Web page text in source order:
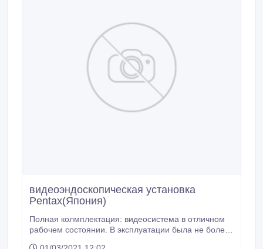
видеоэндоскопическая установка
Pentax(Япония)
Полная колмплектация: видеосистема в отличном
рабочем состоянии. В эксплуатации была не более